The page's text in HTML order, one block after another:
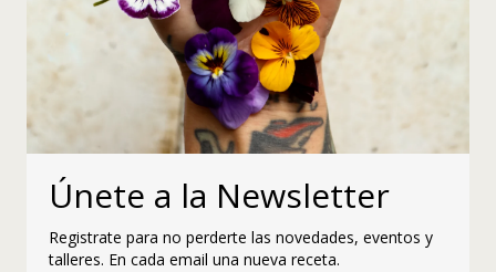
Únete a la Newsletter
Registrate para no perderte las novedades, eventos y
talleres. En cada email una nueva receta.